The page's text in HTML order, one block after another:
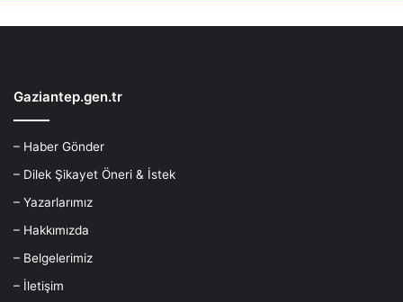
Gaziantep.gen.tr
– Haber Gönder
– Dilek Şikayet Öneri & İstek
– Yazarlarımız
– Hakkımızda
– Belgelerimiz
– İletişim